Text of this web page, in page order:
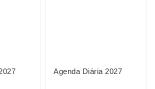
Agenda Diária 2027